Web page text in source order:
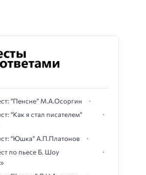
“Пенсне” М.А.Осоргин
“Как я стал писателем”
“Юшка” А.П.Платонов
по пьесе Б. Шоу